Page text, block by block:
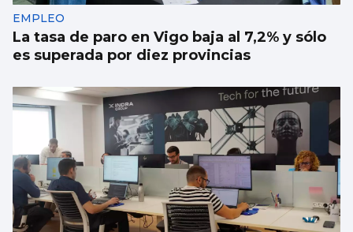
EMPLEO
La tasa de paro en Vigo baja al 7,2% y sólo
es superada por diez provincias